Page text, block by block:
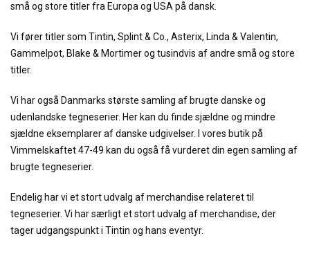
små og store titler fra Europa og USA på dansk.
Vi fører titler som Tintin, Splint & Co., Asterix, Linda & Valentin,
Gammelpot, Blake & Mortimer og tusindvis af andre små og store
titler.
Vi har også Danmarks største samling af brugte danske og
udenlandske tegneserier. Her kan du finde sjældne og mindre
sjældne eksemplarer af danske udgivelser. I vores butik på
Vimmelskaftet 47-49 kan du også få vurderet din egen samling af
brugte tegneserier.
Endelig har vi et stort udvalg af merchandise relateret til
tegneserier. Vi har særligt et stort udvalg af merchandise, der
tager udgangspunkt i Tintin og hans eventyr.